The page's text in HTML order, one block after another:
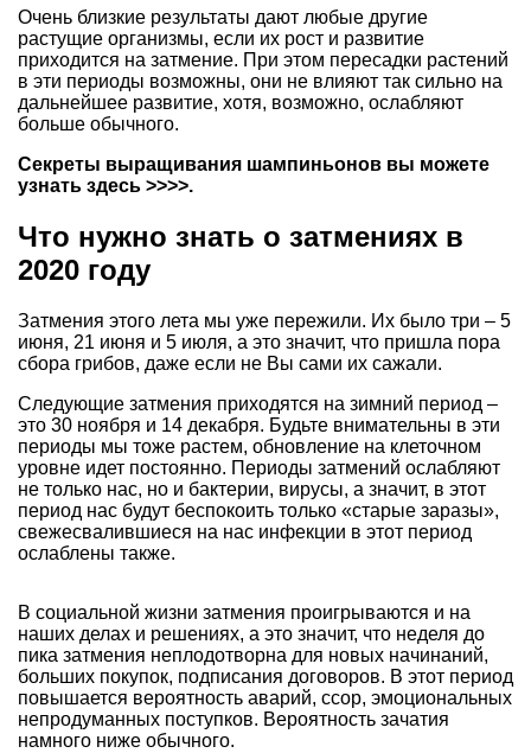
Очень близкие результаты дают любые другие
растущие организмы, если их рост и развитие
приходится на затмение. При этом пересадки растений
в эти периоды возможны, они не влияют так сильно на
дальнейшее развитие, хотя, возможно, ослабляют
больше обычного.
Секреты выращивания шампиньонов вы можете
узнать здесь >>>>.
Что нужно знать о затмениях в
2020 году
Затмения этого лета мы уже пережили. Их было три – 5
июня, 21 июня и 5 июля, а это значит, что пришла пора
сбора грибов, даже если не Вы сами их сажали.
Следующие затмения приходятся на зимний период –
это 30 ноября и 14 декабря. Будьте внимательны в эти
периоды мы тоже растем, обновление на клеточном
уровне идет постоянно. Периоды затмений ослабляют
не только нас, но и бактерии, вирусы, а значит, в этот
период нас будут беспокоить только «старые заразы»,
свежесвалившиеся на нас инфекции в этот период
ослаблены также.
В социальной жизни затмения проигрываются и на
наших делах и решениях, а это значит, что неделя до
пика затмения неплодотворна для новых начинаний,
больших покупок, подписания договоров. В этот период
повышается вероятность аварий, ссор, эмоциональных
непродуманных поступков. Вероятность зачатия
намного ниже обычного.